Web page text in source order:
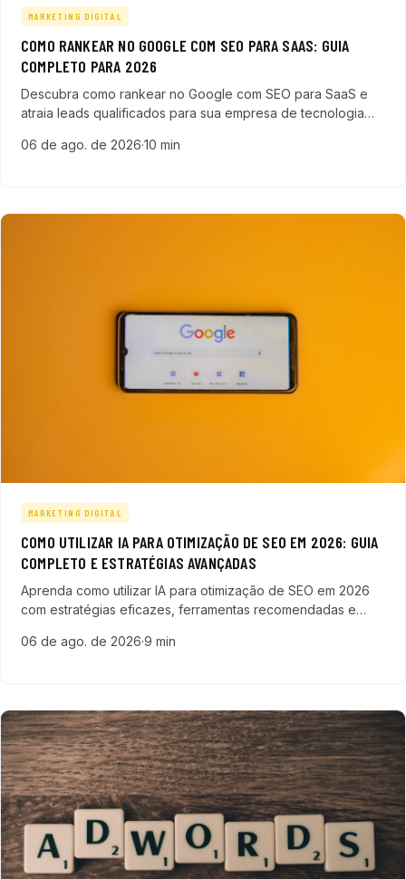
MARKETING DIGITAL
COMO RANKEAR NO GOOGLE COM SEO PARA SAAS: GUIA
COMPLETO PARA 2026
Descubra como rankear no Google com SEO para SaaS e
atraia leads qualificados para sua empresa de tecnologia
06 de ago. de 2026·10 min
MARKETING DIGITAL
COMO UTILIZAR IA PARA OTIMIZAÇÃO DE SEO EM 2026: GUIA
COMPLETO E ESTRATÉGIAS AVANÇADAS
Aprenda como utilizar IA para otimização de SEO em 2026
com estratégias eficazes, ferramentas recomendadas e
leads.
06 de ago. de 2026·9 min